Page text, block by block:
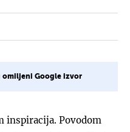
omiljeni Google izvor
inspiracija. Povodom